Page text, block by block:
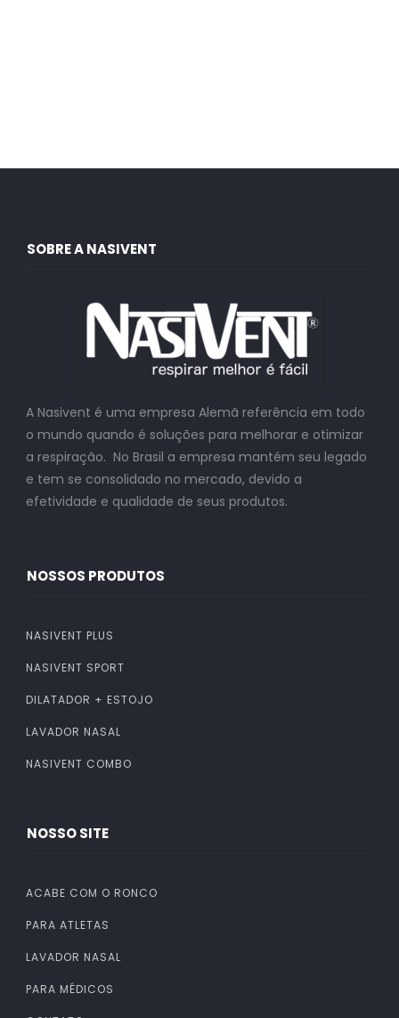
SOBRE A NASIVENT
A Nasivent é uma empresa Alemã referência em todo
o mundo quando é soluções para melhorar e otimizar
a respiração. No Brasil a empresa mantém seu legado
e tem se consolidado no mercado, devido a
efetividade e qualidade de seus produtos.
NOSSOS PRODUTOS
NASIVENT PLUS
NASIVENT SPORT
DILATADOR + ESTOJO
LAVADOR NASAL
NASIVENT COMBO
NOSSO SITE
ACABE COM O RONCO
PARA ATLETAS
LAVADOR NASAL
PARA MÉDICOS